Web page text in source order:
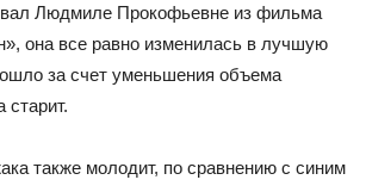
Людмиле Прокофьевне из фильма
она все равно изменилась в лучшую
за счет уменьшения объема
старит.
также молодит, по сравнению с синим